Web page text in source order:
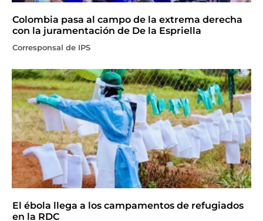
Colombia pasa al campo de la extrema derecha
con la juramentación de De la Espriella
Corresponsal de IPS
El ébola llega a los campamentos de refugiados
en la RDC